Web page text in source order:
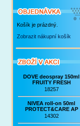
Košík je prázdný.
Zobrazit nákupní košík
DOVE deospray 150ml
FRUITY FRESH
18257
NIVEA roll-on 50ml
PROTECT&CARE AP
14302